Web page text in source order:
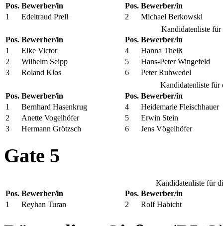
Pos. Bewerber/in Pos. Bewerber/in
1
Edeltraud Prell 2
Michael Berkowski
Kandidatenliste für
Pos. Bewerber/in Pos. Bewerber/in
1
Elke Victor 4
Hanna Theiß
2
Wilhelm Seipp 5
Hans-Peter Wingefeld
3
Roland Klos 6
Peter Ruhwedel
Kandidatenliste für
Pos. Bewerber/in Pos. Bewerber/in
1
Bernhard Hasenkrug 4
Heidemarie Fleischhauer
2
Anette Vogelhöfer 5
Erwin Stein
3
Hermann Grötzsch 6 Jens Vögelhöfer
Gate 5
Kandidatenliste für
Pos. Bewerber/in Pos. Bewerber/in
1
Reyhan Turan 2 Rolf Habicht